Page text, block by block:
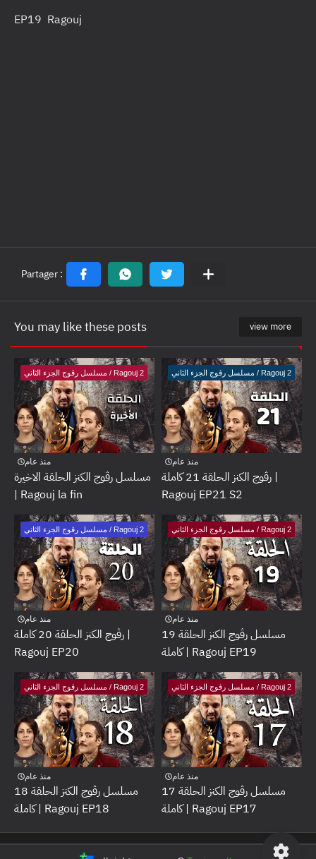
EP19 Ragouj
You may like these posts view more
مسلسل رڤوج الجزء الثاني / Ragouj 2
منذ عام
مسلسل رڤوج الكنز الحلقة الاخيرة
| Ragouj la fin
مسلسل رڤوج الجزء الثاني / Ragouj 2
منذ عام
رڤوج الكنز الحلقة 21 كاملة |
Ragouj EP21 S2
مسلسل رڤوج الجزء الثاني / Ragouj 2
منذ عام
رڤوج الكنز الحلقة 20 كاملة |
Ragouj EP20
مسلسل رڤوج الجزء الثاني / Ragouj 2
منذ عام
مسلسل رڤوج الكنز الحلقة 19
كاملة | Ragouj EP19
مسلسل رڤوج الجزء الثاني / Ragouj 2
منذ عام
مسلسل رڤوج الكنز الحلقة 18
كاملة | Ragouj EP18
مسلسل رڤوج الجزء الثاني / Ragouj 2
منذ عام
مسلسل رڤوج الكنز الحلقة 17
كاملة | Ragouj EP17